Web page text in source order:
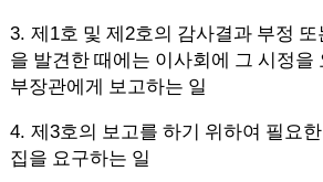
3. 제 1호 및 제2호의 감사결과 부정
을 발견한 때에는 이사회에 그 시정을
부장관에게 보고하는 일
4. 제3호의 보고를 하기 위하여 필요
집을 요구하는 일